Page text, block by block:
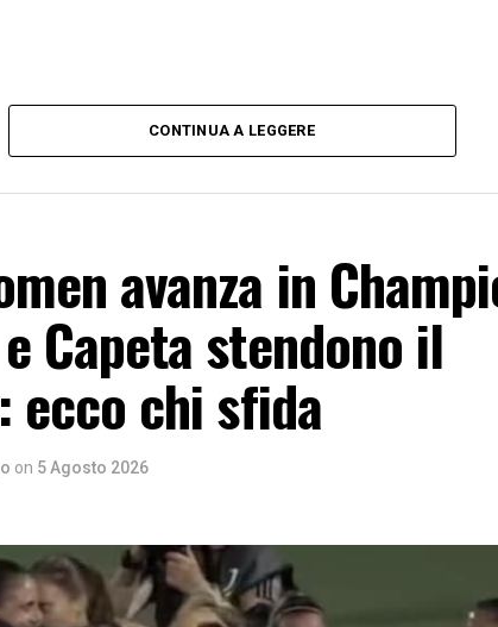
CONTINUA A LEGGERE
avanza in
Capeta stendono il
ecco chi sfida
on 5 Agosto 2026